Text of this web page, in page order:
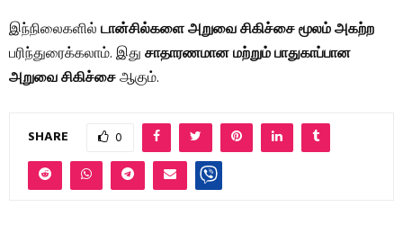
இந்நிலைகளில்டான்சில்களை அறுவை சிகிச்சை மூலம் அகற்ற
பரிந்துரைக்கலாம். இதுசாதாரணமான மற்றும் பாதுகாப்பான
அறுவை சிகிச்சைஆகும்.
SHARE 0